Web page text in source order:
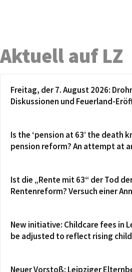
Aktuell auf LZ
Freitag, der 7. August 2026:
Diskussionen und Feuerland-
Is the ‘pension at 63’ the death
pension reform? An attempt at
Ist die „Rente mit 63“ der Tod
Rentenreform? Versuch einer
New initiative: Childcare fees in
be adjusted to reflect rising
Neuer Vorstoß: Leipziger